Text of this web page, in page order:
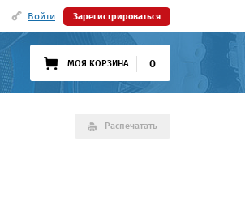
Войти Зарегистрироваться
МОЯ КОРЗИНА 0
Распечатать